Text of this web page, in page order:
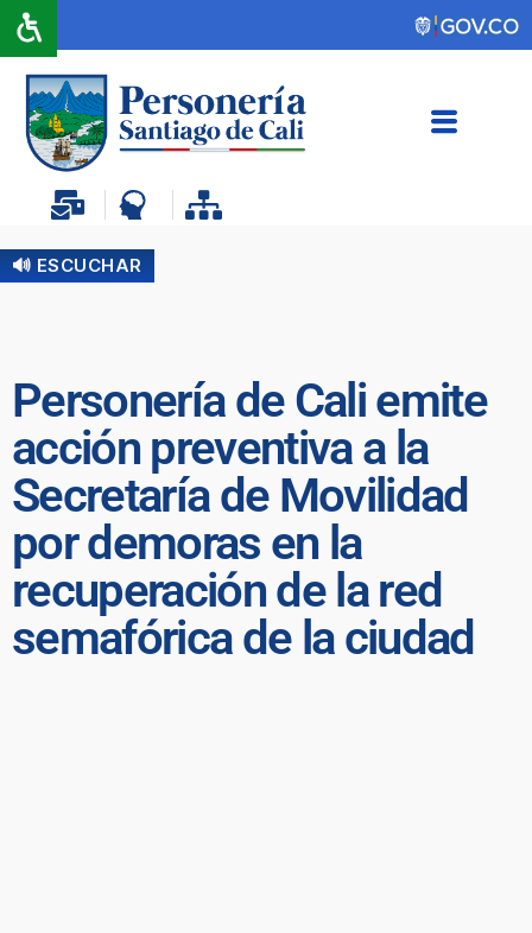
🔊 ESCUCHAR
Personería de Cali emite
acción preventiva a la
Secretaría de Movilidad
por demoras en la
recuperación de la red
semafórica de la ciudad